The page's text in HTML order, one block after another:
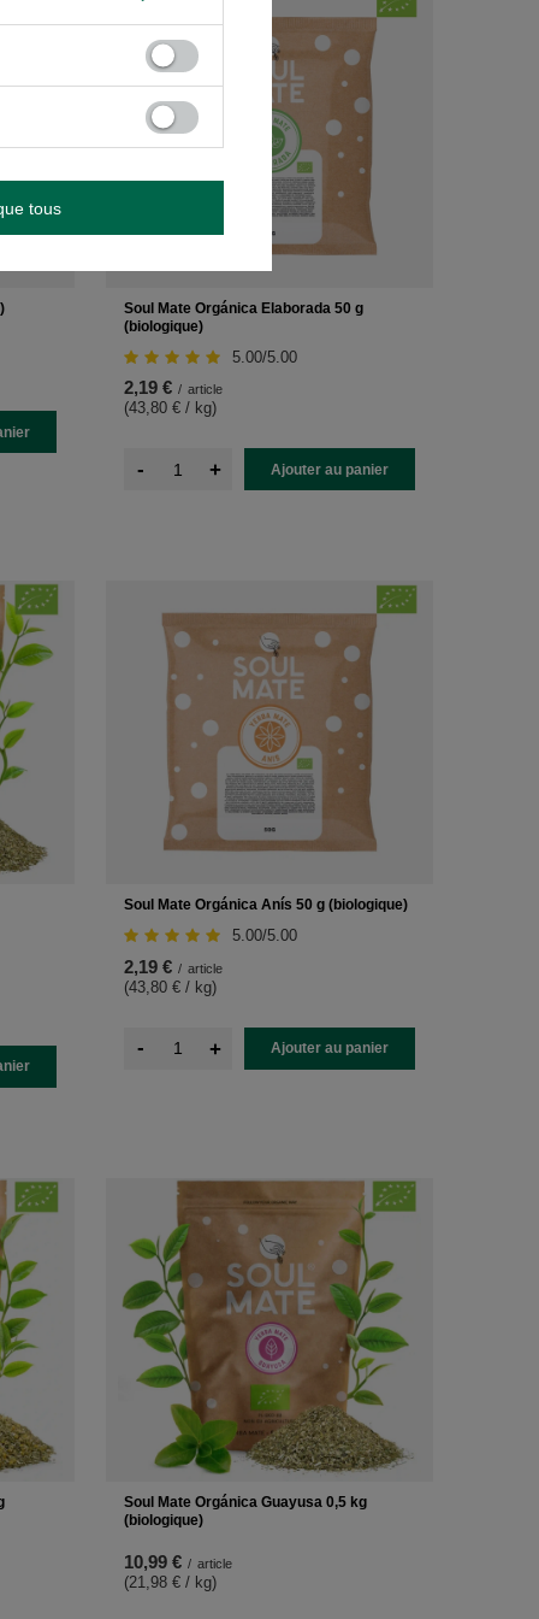
Soul Mate Orgánica Elaborada 50 g
(biologique)
5.00/5.00
2,19 € / article
(43,80 € / kg)
- + Ajouter au panier
Soul Mate Orgánica Anís 50 g (biologique)
5.00/5.00
2,19 € / article
(43,80 € / kg)
- + Ajouter au panier
Soul Mate Orgánica Guayusa 0,5 kg
(biologique)
10,99 € / article
(21,98 € / kg)
tous